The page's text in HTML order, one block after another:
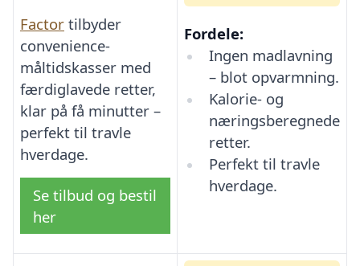
Factor tilbyder
convenience-
måltidskasser med
færdiglavede retter,
klar på få minutter –
perfekt til travle
hverdage.
Se tilbud og bestil
her
Fordele:
Ingen madlavning
– blot opvarmning.
Kalorie- og
næringsberegnede
retter.
Perfekt til travle
hverdage.